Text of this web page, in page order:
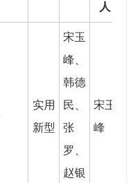
人
实用
新型
宋玉
峰、
韩德
民
张
罗
赵银
宋玉
峰